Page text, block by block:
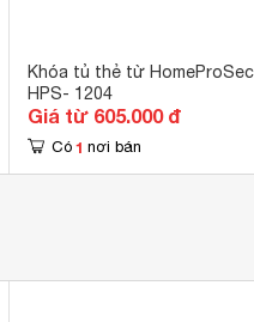
Khóa tủ thẻ từ HomeProSec
HPS- 1204
Giá từ 605.000 đ
Có 1 nơi bán